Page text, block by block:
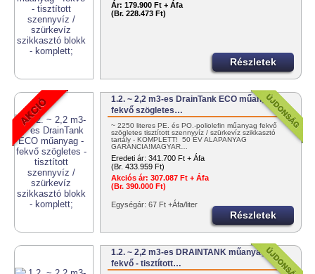
Ár: 179.900 Ft + Áfa
(Br. 228.473 Ft)
Részletek
1.2. ~ 2,2 m3-es DrainTank ECO műanyag -
fekvő szögletes…
~ 2250 literes PE. és PO.-poliolefin műanyag fekvő
szögletes tisztított szennyvíz / szürkevíz szikkasztó
tartály - KOMPLETT! 50 ÉV ALAPANYAG
GARANCIA!MAGYAR…
Eredeti ár: 341.700 Ft + Áfa
(Br. 433.959 Ft)
Akciós ár: 307.087 Ft + Áfa
(Br. 390.000 Ft)
Egységár: 67 Ft +Áfa/liter
Részletek
1.2. ~ 2,2 m3-es DRAINTANK műanyag -
fekvő - tisztított…